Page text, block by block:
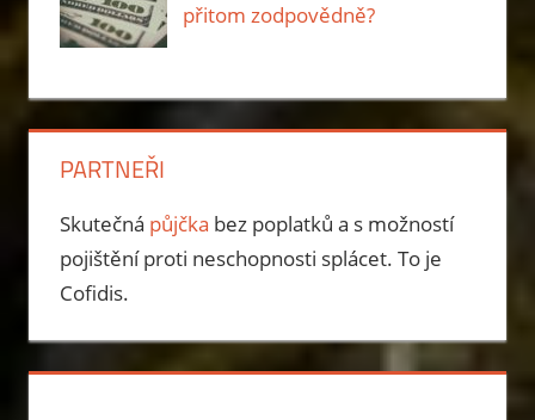
přitom zodpovědně?
PARTNEŘI
Skutečná půjčka bez poplatků a s možností
pojištění proti neschopnosti splácet. To je
Cofidis.